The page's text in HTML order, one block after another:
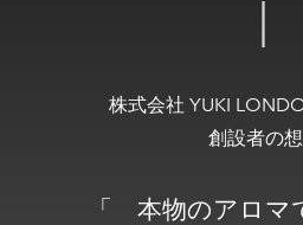
株式会社 YUKI
創設者の
「 本物のアロマ